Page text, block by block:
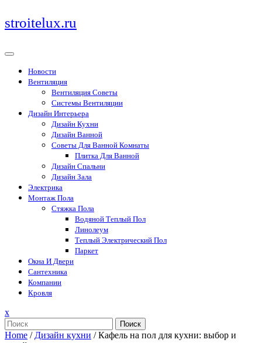
Перейти
к
stroitelux.ru
Новости
Вентиляция
Вентиляция Советы
Системы Вентиляции
Дизайн Интерьера
Дизайн Кухни
Дизайн Ванной
Советы Для Ванной Комнаты
Плитка Для Ванной
Дизайн Спальни
Дизайн Зала
Электрика
Монтаж Пола
Стяжка Пола
Водяной Теплый Пол
Линолеум
Теплый Электрический Пол
Паркет
Окна И Двери
Сантехника
Компании
Кровля
xЗакрыть
меню
Поиск
Home / Дизайн кухни /Кафель на пол для кухни: выбор и